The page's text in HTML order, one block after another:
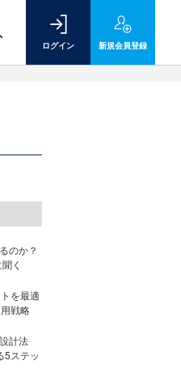
ログイン 新規会員登録
のか？
く
を最適
戦略
計法
5ステッ